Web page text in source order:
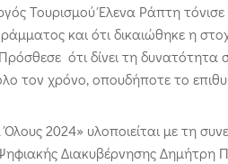
Τουρισμού Έλενα Ράπτη
και ότι δικαιώθηκε η
ότι δίνει τη
τον χρόνο, οπουδήποτε το
2024» υλοποιείται με τη
Διακυβέρνησης Δημήτρη